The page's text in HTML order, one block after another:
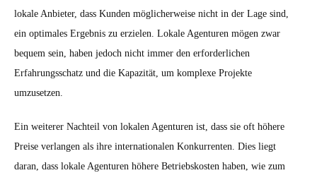
lokale Anbieter, dass Kunden möglicherweise nicht in der Lage sind,
ein optimales Ergebnis zu erzielen. Lokale Agenturen mögen zwar
bequem sein, haben jedoch nicht immer den erforderlichen
Erfahrungsschatz und die Kapazität, um komplexe Projekte
umzusetzen.
Ein weiterer Nachteil von lokalen Agenturen ist, dass sie oft höhere
Preise verlangen als ihre internationalen Konkurrenten. Dies liegt
daran, dass lokale Agenturen höhere Betriebskosten haben, wie zum